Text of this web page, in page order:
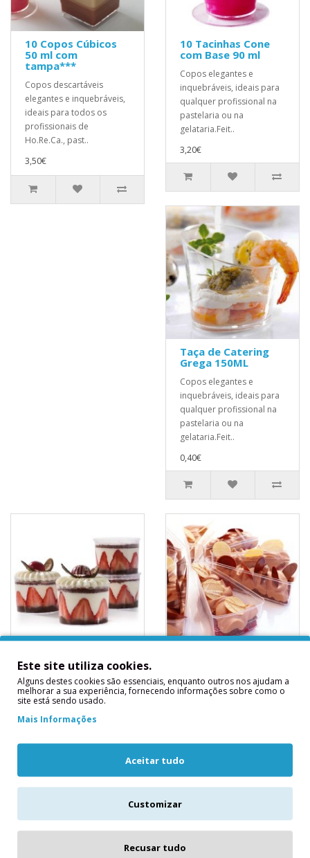
10 Copos Cúbicos
50 ml com
tampa***
Copos descartáveis ​​
elegantes e inquebráveis,
ideais para todos os
profissionais de
Ho.Re.Ca., past..
3,50€
10 Tacinhas Cone
com Base 90 ml
Copos elegantes e
inquebráveis, ideais para
qualquer profissional na
pastelaria ou na
gelataria.Feit..
3,20€
Taça de Catering
Grega 150ML
Copos elegantes e
inquebráveis, ideais para
qualquer profissional na
pastelaria ou na
gelataria.Feit..
0,40€
10 Taças de
Catering Redondas
Copos descartáveis ​,
elegantes e inquebráveis,
ideais para todos
decoraçã..
O copo Slice com seu
mesa.É&n..
4,90€
Este site utiliza cookies.
Alguns destes cookies são essenciais, enquanto outros nos ajudam a
melhorar a sua experiência, fornecendo informações sobre como o
site está sendo usado.
Mais Informações
Aceitar tudo
Customizar
Recusar tudo